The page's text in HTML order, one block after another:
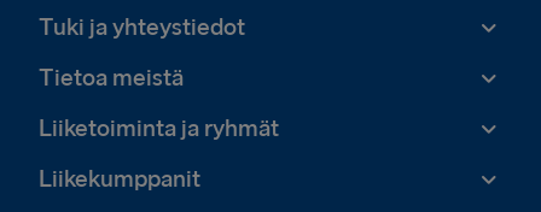
Tuki ja yhteystiedot
Tietoa meistä
Liiketoiminta ja ryhmät
Liikekumppanit